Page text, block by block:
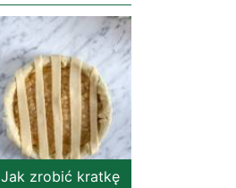
Jak zrobić kratkę